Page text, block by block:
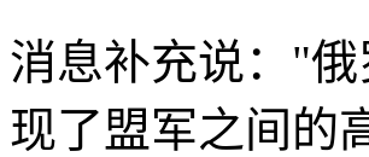
消息补充说："
现了盟军之间的